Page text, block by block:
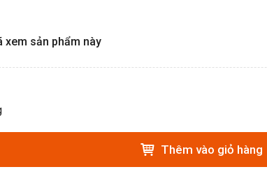
xem sản phẩm này
Thêm vào giỏ hàng